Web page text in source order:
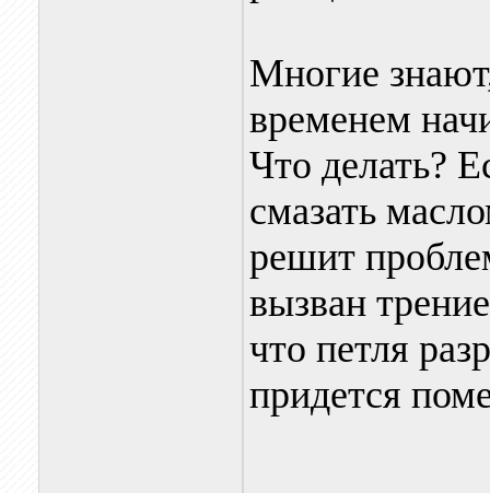
Многие
временем
Что делать?
смазать
решит
вызван
что петля
придется